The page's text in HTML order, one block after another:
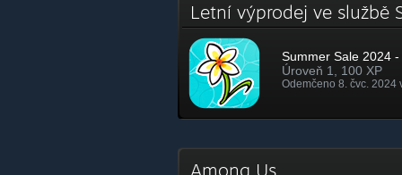
Letní výprodej ve službě
Summer Sale 2024 -
Úroveň 1, 100 XP
Odemčeno 8. čvc. 2024
Among Us